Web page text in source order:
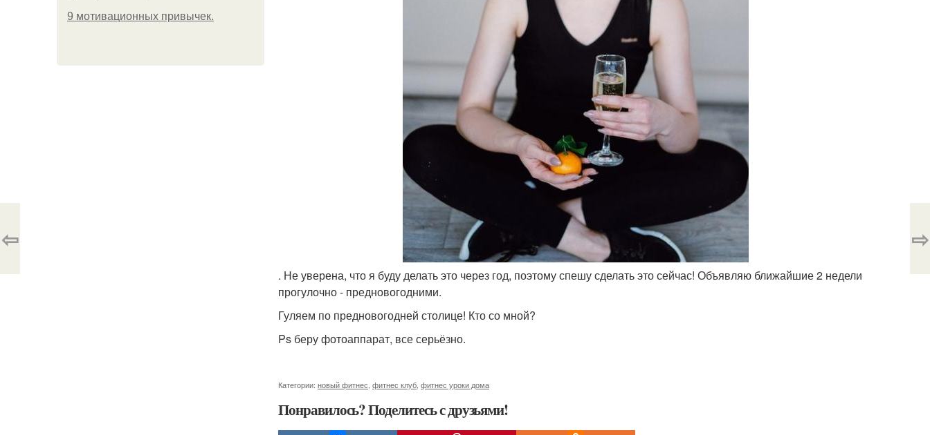
9 мотивационных привычек.
. Не уверена, что я буду делать это через год, поэтому спешу сделать это сейчас! Объявляю ближайшие 2 недели
прогулочно - предновогодними.
Гуляем по предновогодней столице! Кто со мной?
Ps беру фотоаппарат, все серьёзно.
Категории: новый фитнес фитнес клуб фитнес уроки дома
Понравилось? Поделитесь с друзьями!
⇦ ⇨